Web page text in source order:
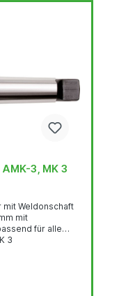
3, MK 3
Weldonschaft
mit
für alle
3